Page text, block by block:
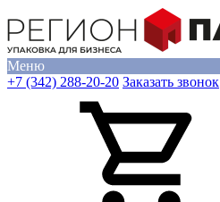
Меню
+7 (342) 288-20-20 Заказать звонок